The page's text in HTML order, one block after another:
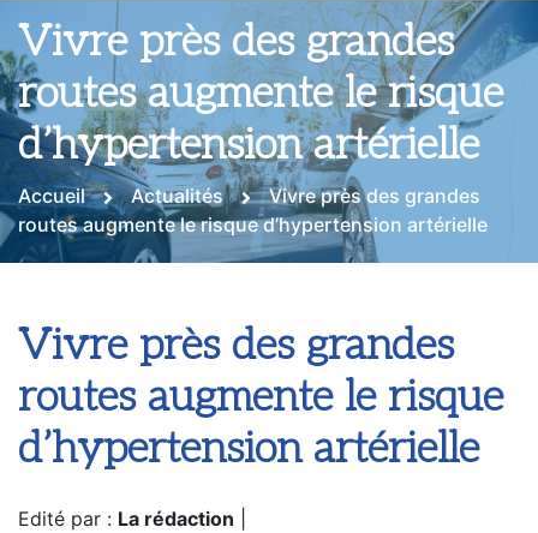
Vivre près des grandes
routes augmente le risque
d’hypertension artérielle
Accueil Actualités
Vivre près des grandes
routes augmente le risque d’hypertension artérielle
Vivre près des grandes
routes augmente le risque
d’hypertension artérielle
Edité par : La rédaction